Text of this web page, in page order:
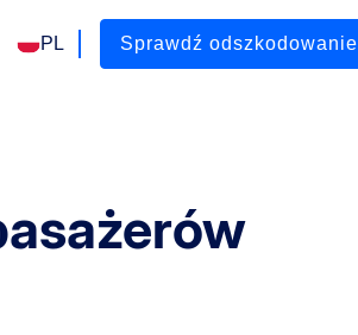
PL Sprawdź odszkodowanie